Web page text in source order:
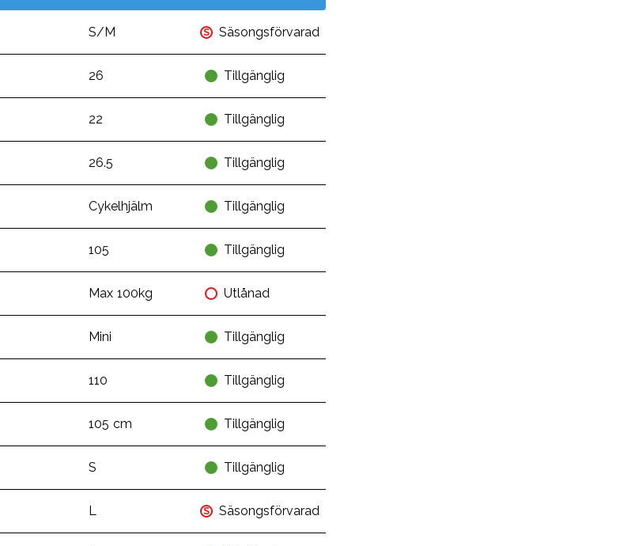
S/M S Säsongsförvarad
26 Tillgänglig
22 Tillgänglig
26.5 Tillgänglig
Cykelhjälm Tillgänglig
105 Tillgänglig
Max 100kg Utlånad
Mini Tillgänglig
110 Tillgänglig
105 cm Tillgänglig
S Tillgänglig
L S Säsongsförvarad